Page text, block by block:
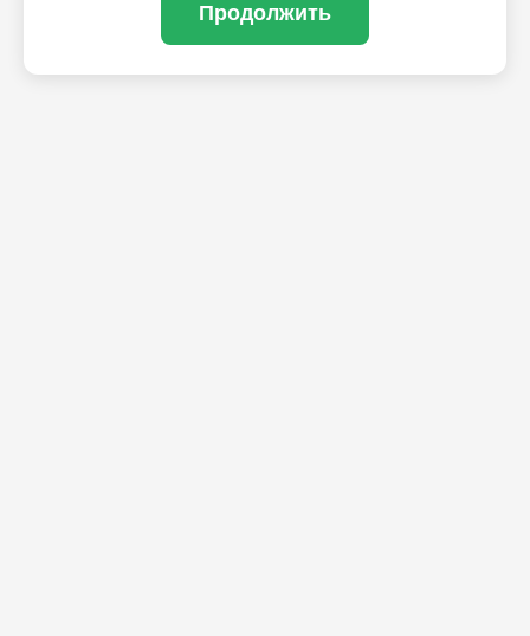
Продолжить